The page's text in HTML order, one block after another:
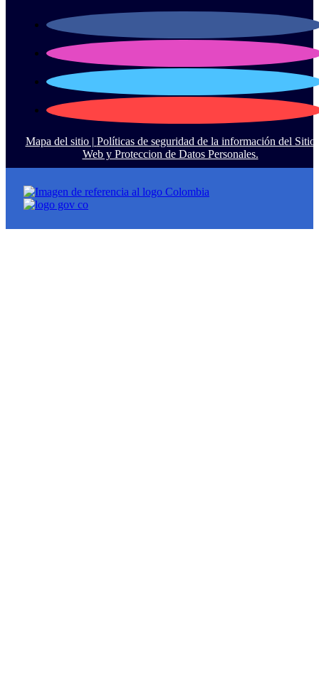
Mapa del sitio | Políticas de seguridad de la información del Sitio
Web y Proteccion de Datos Personales.